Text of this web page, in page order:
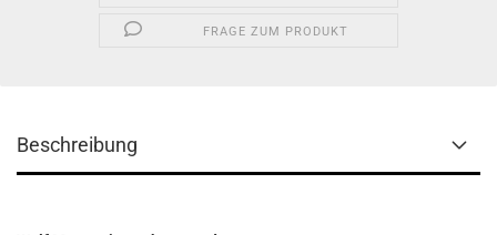
FRAGE ZUM PRODUKT
Beschreibung